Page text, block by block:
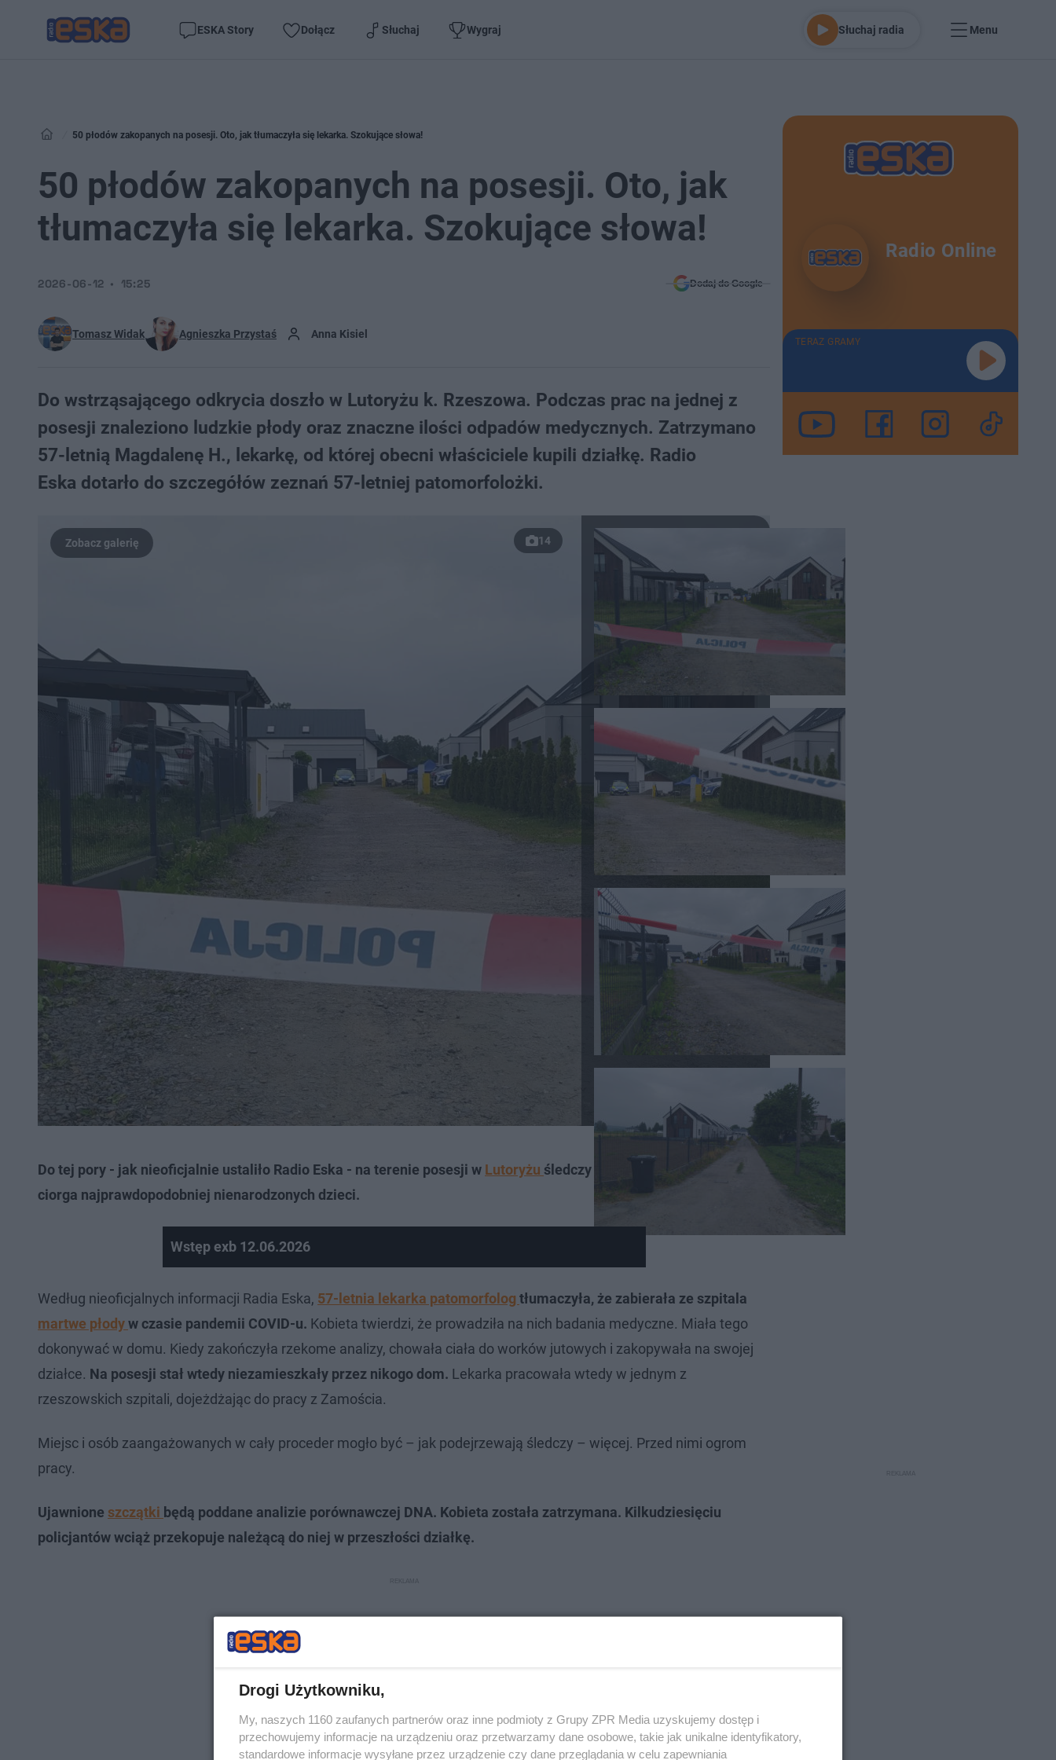
ESKA Story Dołącz Słuchaj Wygraj Słuchaj radia Menu
50 płodów zakopanych na posesji. Oto, jak tłumaczyła się lekarka. Szokujące słowa!
50 płodów zakopanych na posesji. Oto, jak
tłumaczyła się lekarka. Szokujące słowa!
Tomasz Widak Agnieszka Przystaś Anna Kisiel
2026-06-12 15:25 Dodaj do Google
Do wstrząsającego odkrycia doszło w Lutoryżu k. Rzeszowa. Podczas prac na jednej z
posesji znaleziono ludzkie płody oraz znaczne ilości odpadów medycznych. Zatrzymano
57-letnią Magdalenę H., lekarkę, od której obecni właściciele kupili działkę. Radio
Eska dotarło do szczegółów zeznań 57-letniej patomorfolożki.
14
Do tej pory - jak nieoficjalnie ustaliło Radio Eska - na terenie posesji w Lutoryżu śledczy znaleźli szczątki około 50-
ciorga najprawdopodobniej nienarodzonych dzieci.
Wstęp exb 12.06.2026
Według nieoficjalnych informacji Radia Eska, 57-letnia lekarka patomorfolog tłumaczyła, że zabierała ze szpitala
martwe płodyw czasie pandemii COVID-u. Kobieta twierdzi, że prowadziła na nich badania medyczne. Miała tego
dokonywać w domu. Kiedy zakończyła rzekome analizy, chowała ciała do worków jutowych i zakopywała na swojej
działce. Na posesji stał wtedy niezamieszkały przez nikogo dom. Lekarka pracowała wtedy w jednym z
rzeszowskich szpitali, dojeżdżając do pracy z Zamościa.
Miejsc i osób zaangażowanych w cały proceder mogło być – jak podejrzewają śledczy – więcej. Przed nimi ogrom
pracy.
Ujawnione szczątki będą poddane analizie porównawczej DNA. Kobieta została zatrzymana. Kilkudziesięciu
policjantów wciąż przekopuje należącą do niej w przeszłości działkę.
Radio Online
TERAZ GRAMY
Drogi Użytkowniku,
My, naszych 1160 zaufanych partnerów oraz inne podmioty z Grupy ZPR Media uzyskujemy dostęp i
przechowujemy informacje na urządzeniu oraz przetwarzamy dane osobowe, takie jak unikalne identyfikatory,
standardowe informacje wysyłane przez urządzenie czy dane przeglądania w celu zapewniania